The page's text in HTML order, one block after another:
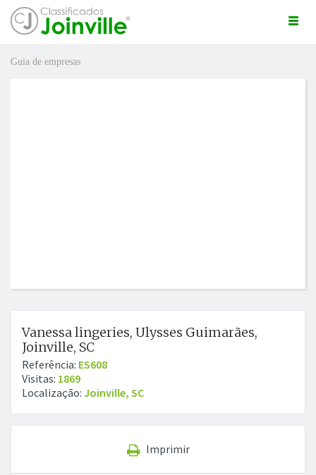
Guia de empresas
Vanessa lingeries, Ulysses Guimarães,
Joinville, SC
Referência: ES608
Visitas: 1869
Localização: Joinville, SC
Imprimir
GRÁTIS